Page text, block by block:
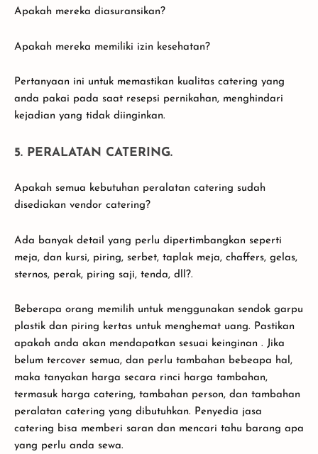
Apakah mereka diasuransikan?
Apakah mereka memiliki izin kesehatan?
Pertanyaan ini untuk memastikan kualitas catering yang
anda pakai pada saat resepsi pernikahan, menghindari
kejadian yang tidak diinginkan.
5. PERALATAN CATERING.
Apakah semua kebutuhan peralatan catering sudah
disediakan vendor catering?
Ada banyak detail yang perlu dipertimbangkan seperti
meja, dan kursi, piring, serbet, taplak meja, chaffers, gelas,
sternos, perak, piring saji, tenda, dll?.
Beberapa orang memilih untuk menggunakan sendok garpu
plastik dan piring kertas untuk menghemat uang. Pastikan
apakah anda akan mendapatkan sesuai keinginan . Jika
belum tercover semua, dan perlu tambahan bebeapa hal,
maka tanyakan harga secara rinci harga tambahan,
termasuk harga catering, tambahan person, dan tambahan
peralatan catering yang dibutuhkan. Penyedia jasa
catering bisa memberi saran dan mencari tahu barang apa
yang perlu anda sewa.